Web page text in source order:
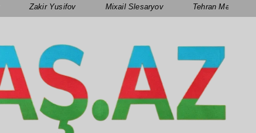
Zakir Yusifov Mixail Slesaryov Tehran Mənsimov